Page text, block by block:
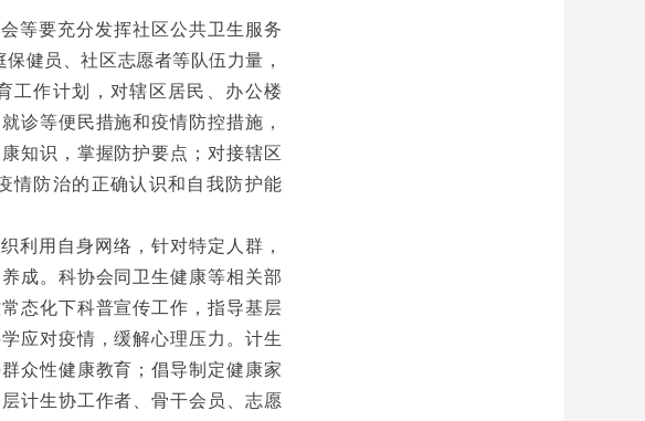
等要充分发挥社区公共卫生服务
健员、社区志愿者等队伍力量，
工作计划，对辖区居民、办公楼
诊等便民措施和疫情防控措施，
知识，掌握防护要点；对接辖区
情防治的正确认识和自我防护能
利用自身网络，针对特定人群，
成。科协会同卫生健康等相关部
态化下科普宣传工作，指导基层
应对疫情，缓解心理压力。计生
众性健康教育；倡导制定健康家
计生协工作者、骨干会员、志愿